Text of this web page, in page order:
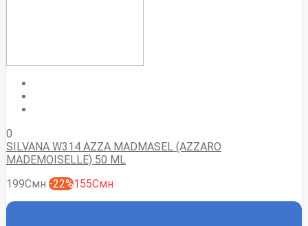
0
SILVANA W314 AZZA MADMASEL (AZZARO
MADEMOISELLE) 50 ML
199Смн -22%155Смн